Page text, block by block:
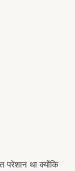
परेशान था क्योंकि